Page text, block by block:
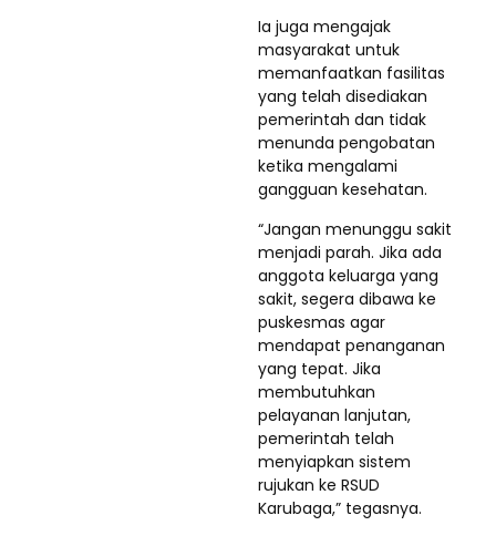
Ia juga mengajak
masyarakat untuk
memanfaatkan fasilitas
yang telah disediakan
pemerintah dan tidak
menunda pengobatan
ketika mengalami
gangguan kesehatan.
“Jangan menunggu sakit
menjadi parah. Jika ada
anggota keluarga yang
sakit, segera dibawa ke
puskesmas agar
mendapat penanganan
yang tepat. Jika
membutuhkan
pelayanan lanjutan,
pemerintah telah
menyiapkan sistem
rujukan ke RSUD
Karubaga,” tegasnya.